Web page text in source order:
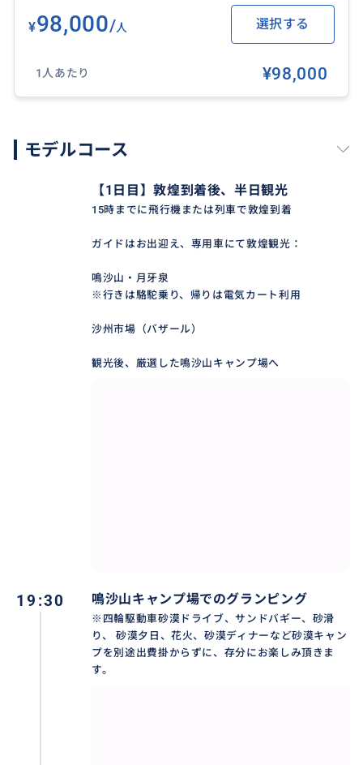
Qの夕焼け・星空観賞夕食会及びキャンプ場で朝食を食
べながら朝日を鑑賞することはグランピングの醍醐味
¥98,000/人 選択する
1人あたり ¥98,000
モデルコース
【1日目】敦煌到着後、半日観光
15時までに飛行機または列車で敦煌到着
ガイドはお出迎え、専用車にて敦煌観光：
鳴沙山・月牙泉
※行きは駱駝乗り、帰りは電気カート利用
沙州市場（バザール）
観光後、厳選した鳴沙山キャンプ場へ
19:30 鳴沙山キャンプ場でのグランピング
※四輪駆動車砂漠ドライブ、サンドバギー、砂滑
り、 砂漠夕日、花火、砂漠ディナーなど砂漠キャン
プを別途出費掛からずに、存分にお楽しみ頂きま
す。